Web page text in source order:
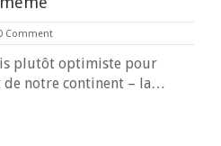
Comment
plutôt optimiste pour
de notre continent – la…